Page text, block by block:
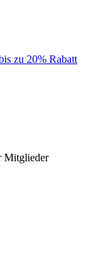
zu 20% Rabatt
Mitglieder